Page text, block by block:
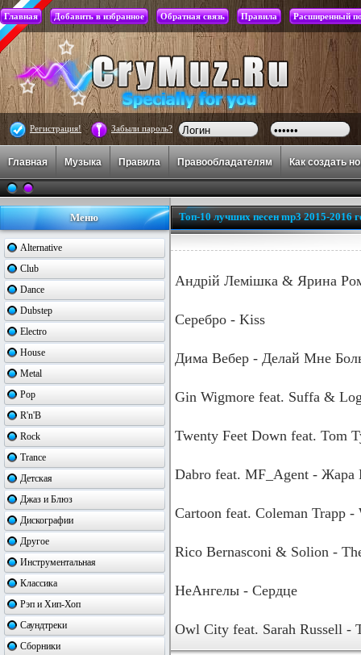
Главная Добавить в избранное Обратная связь Правила Расширенный
Регистрация! Забыли пароль?
Главная Музыка Правила Правообладателям Как создать
Меню
Alternative
Club
Dance
Dubstep
Electro
House
Metal
Pop
R'n'B
Rock
Trance
Детская
Джаз и Блюз
Дискографии
Другое
Инструментальная
Классика
Рэп и Хип-Хоп
Саундтреки
Сборники
Топ-10 лучших песен mp3 2015-2016
Андрій Лемішка & Ярина
Серебро - Kiss
Дима Вебер - Делай Мне
Gin Wigmore feat. Suffa &
Twenty Feet Down feat. Tom
Dabro feat. MF_Agent - Жара
Cartoon feat. Coleman Trapp -
Rico Bernasconi & Solion -
НеАнгелы - Сердце
Owl City feat. Sarah Russell -